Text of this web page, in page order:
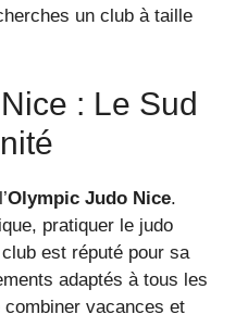
un club à taille
: Le Sud
Olympic Judo Nice.
pratiquer le judo
est réputé pour sa
adaptés à tous les
vacances et